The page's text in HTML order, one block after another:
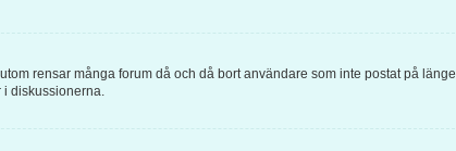
rensar många forum då och då bort användare som inte postat på länge
i diskussionerna.